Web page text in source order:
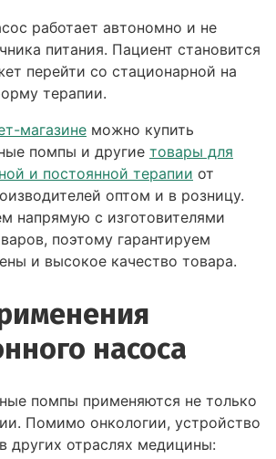
работает автономно и не
питания. Пациент становится
перейти со стационарной на
терапии.
магазине можно купить
помпы и другие товары для
и постоянной терапии от
оптом и в розницу.
напрямую с изготовителями
поэтому гарантируем
и высокое качество товара.
насоса
помпы применяются не только
Помимо онкологии, устройство
других отраслях медицины: